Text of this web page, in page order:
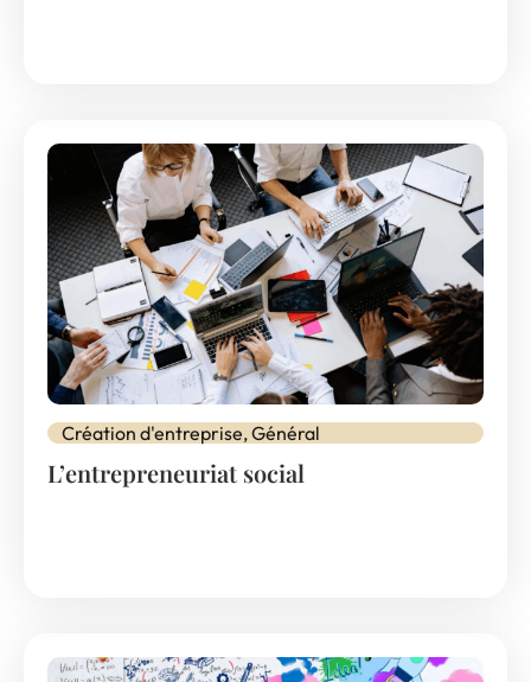
Création d'entreprise,Général
L’entrepreneuriat social